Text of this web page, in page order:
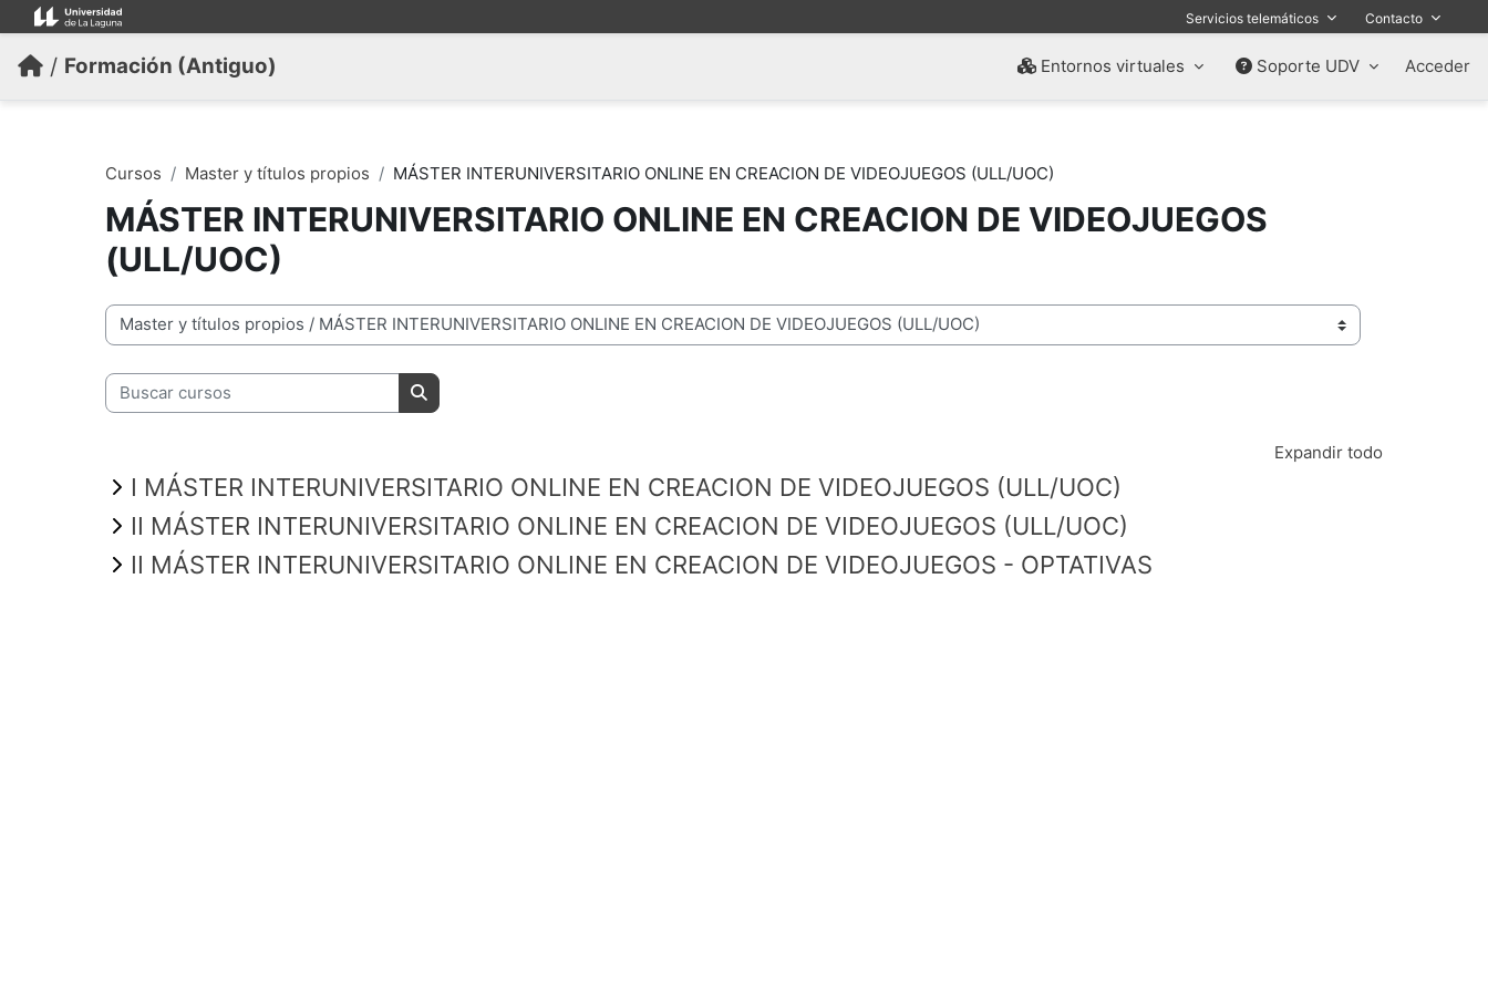
Salta al contenido principal Servicios telemáticos Contacto
/ Formación (Antiguo) Entornos virtuales Soporte UDV Acceder
Cursos Master y títulos propios MÁSTER INTERUNIVERSITARIO ONLINE EN CREACION DE VIDEOJUEGOS (ULL/UOC)
MÁSTER INTERUNIVERSITARIO ONLINE EN CREACION DE VIDEOJUEGOS
(ULL/UOC)
Categorías
Buscar cursos
Buscar cursos
Expandir todo
I MÁSTER INTERUNIVERSITARIO ONLINE EN CREACION DE VIDEOJUEGOS (ULL/UOC)
II MÁSTER INTERUNIVERSITARIO ONLINE EN CREACION DE VIDEOJUEGOS (ULL/UOC)
II MÁSTER INTERUNIVERSITARIO ONLINE EN CREACION DE VIDEOJUEGOS - OPTATIVAS